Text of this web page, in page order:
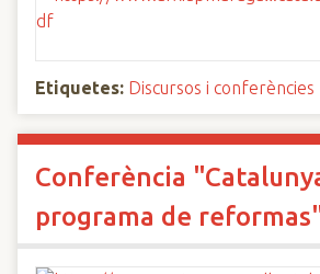
Etiquetes: Discursos i conferències
Conferència
programa de